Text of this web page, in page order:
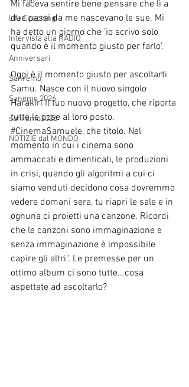
Life Coaching
Intervista alla RADIO
Anniversari
Sanremo
Sanemo 2026
sanremo2026
NOTIZIE dal MONDO
Mi faceva sentire bene pensare che lì a
due passi da me nascevano le sue. Mi
ha detto un giorno che 'io scrivo solo
quando è il momento giusto per farlo'.
Oggi è il momento giusto per ascoltarti
Samu. Nasce con il nuovo singolo
Harakiri il tuo nuovo progetto, che riporta
tutte le cose al loro posto.
#CinemaSamuele, che titolo. Nel
momento in cui i cinema sono
ammaccati e dimenticati, le produzioni
in crisi, quando gli algoritmi a cui ci
siamo venduti decidono cosa dovremmo
vedere domani sera, tu riapri le sale e in
ognuna ci proietti una canzone. Ricordi
che le canzoni sono immaginazione e
senza immaginazione è impossibile
capire gli altri". Le premesse per un
ottimo album ci sono tutte...cosa
aspettate ad ascoltarlo?